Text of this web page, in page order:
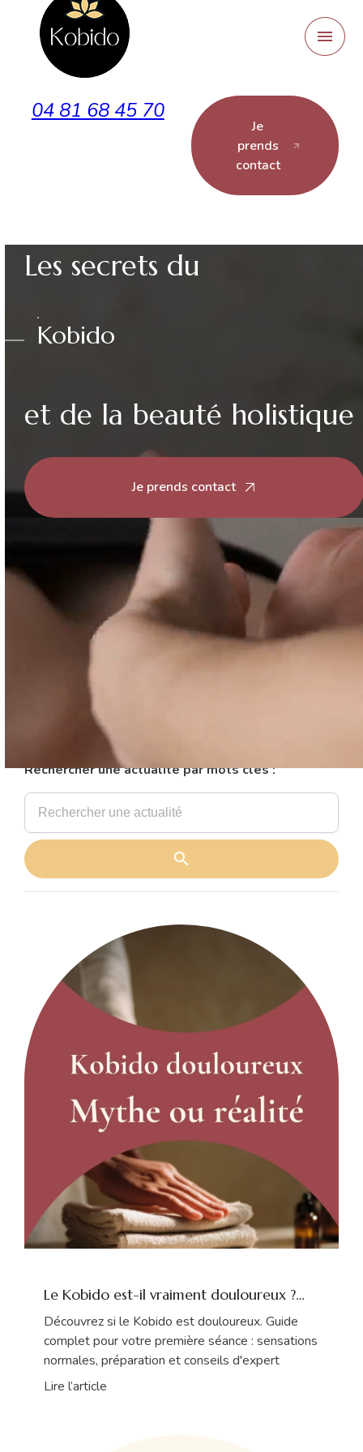
menu
04 81 68 45 70
Je
prends
contact
Les secrets du
Kobido
et de la beauté holistique
Je prends contact
Accueil> Actualités
Actualités
Explorez des conseils bien-être, des inspirations beauté
et l’actualité de l'Authentique Kobido® pour prolonger
l’éclat et l’équilibre au quotidien.
Rechercher une actualité par mots clés :
Le Kobido est-il vraiment douloureux ?
Tout savoir avant votre première séance
Découvrez si le Kobido est douloureux. Guide
complet pour votre première séance : sensations
normales, préparation et conseils d'expert
Lire l’article
Panneau de gestion des cookies